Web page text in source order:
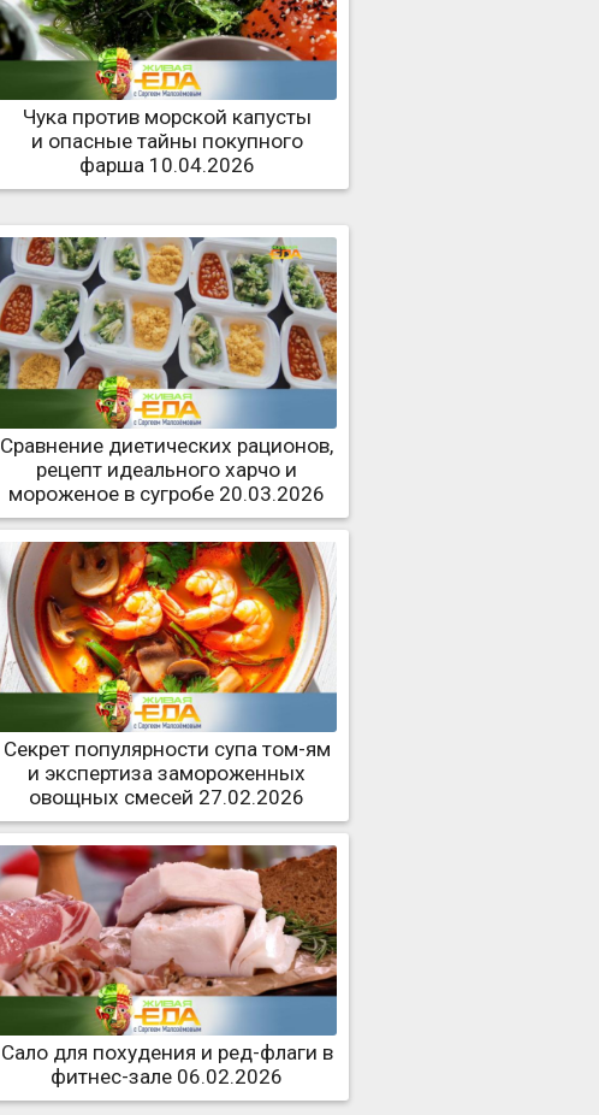
Чука против морской капусты
и опасные тайны покупного
фарша 10.04.2026
Сравнение диетических рационов,
рецепт идеального харчо и
мороженое в сугробе 20.03.2026
Секрет популярности супа том-ям
и экспертиза замороженных
овощных смесей 27.02.2026
Сало для похудения и ред-флаги в
фитнес-зале 06.02.2026